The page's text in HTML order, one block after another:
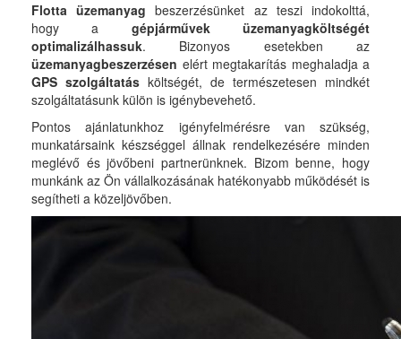
Flotta üzemanyag beszerzésünket az teszi indokolttá,
hogy a gépjárművek
üzemanyagköltségét
optimalizálhassuk. Bizonyos esetekben az
üzemanyagbeszerzésen elért megtakarítás meghaladja a
GPS szolgáltatás költségét, de természetesen mindkét
szolgáltatásunk külön is igénybevehető.
Pontos ajánlatunkhoz igényfelmérésre van szükség,
munkatársaink készséggel állnak rendelkezésére minden
meglévő és jövőbeni partnerünknek. Bizom benne, hogy
munkánk az Ön vállalkozásának hatékonyabb működését is
segítheti a közeljövőben.